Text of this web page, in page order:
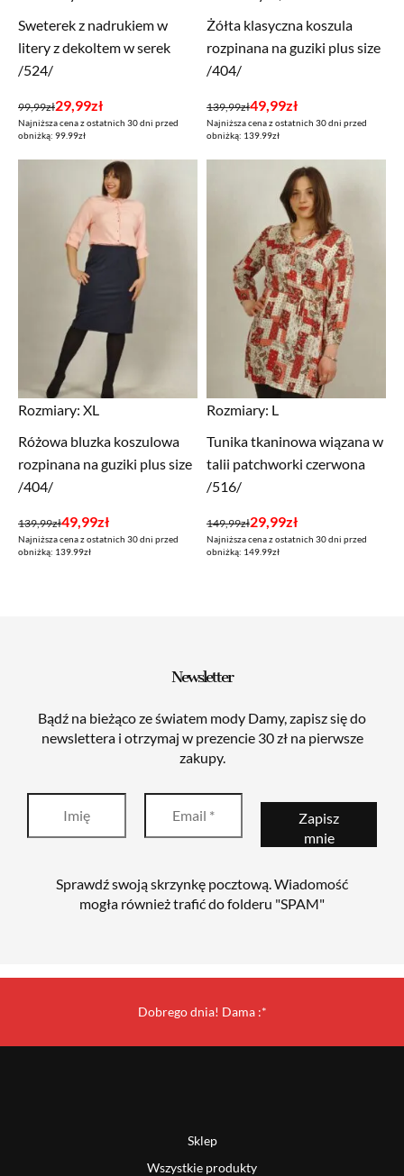
Sweterek z nadrukiem w
litery z dekoltem w serek
/524/
99,99zł
Pierwotna
cena
29,99zł
Aktualna
cena
Najniższa cena z ostatnich 30 dni przed
obniżką: 99.99zł
Żółta klasyczna koszula
rozpinana na guziki plus size
/404/
139,99zł
Pierwotna
cena
49,99zł
Aktualna
cena
Najniższa cena z ostatnich 30 dni przed
obniżką: 139.99zł
Rozmiary: XL
Różowa bluzka koszulowa
rozpinana na guziki plus size
/404/
139,99zł
Pierwotna
cena
49,99zł
Aktualna
cena
Najniższa cena z ostatnich 30 dni przed
obniżką: 139.99zł
Rozmiary: L
Tunika tkaninowa wiązana w
talii patchworki czerwona
/516/
149,99zł
Pierwotna
cena
29,99zł
Aktualna
cena
Najniższa cena z ostatnich 30 dni przed
obniżką: 149.99zł
Newsletter
Bądź na bieżąco ze światem mody Damy, zapisz się do
newslettera i otrzymaj w prezencie 30 zł na pierwsze
zakupy.
Sprawdź swoją skrzynkę pocztową. Wiadomość
mogła również trafić do folderu "SPAM"
Dobrego dnia! Dama :*
Sklep
Wszystkie produkty